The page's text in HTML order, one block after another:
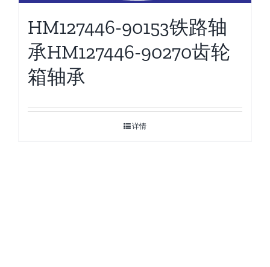
HM127446-90153铁路轴
承HM127446-90270齿轮
箱轴承
详情